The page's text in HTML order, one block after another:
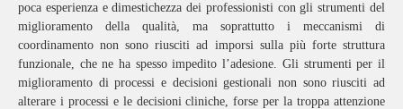
poca esperienza e dimestichezza dei professionisti con gli strumenti del
miglioramento della qualità, ma soprattutto i meccanismi di
coordinamento non sono riusciti ad imporsi sulla più forte struttura
funzionale, che ne ha spesso impedito l’adesione. Gli strumenti per il
miglioramento di processi e decisioni gestionali non sono riusciti ad
alterare i processi e le decisioni cliniche, forse per la troppa attenzione